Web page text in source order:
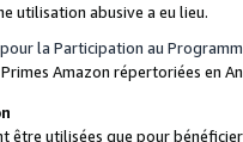
utilisation abusive a eu lieu.
la Participation au
Amazon répertoriées en
être utilisées que pour